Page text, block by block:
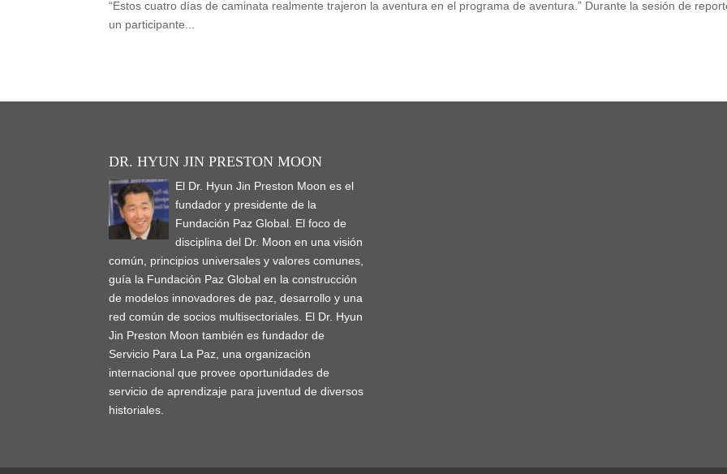
“Estos cuatro días de caminata realmente trajeron la aventura en el programa de aventura.” Durante la sesión de
un participante...
DR. HYUN JIN PRESTON MOON
El Dr. Hyun Jin Preston Moon es el
fundador y presidente de la
Fundación Paz Global. El foco de
disciplina del Dr. Moon en una visión
común, principios universales y valores comunes,
guía la Fundación Paz Global en la construcción
de modelos innovadores de paz, desarrollo y una
red común de socios multisectoriales. El Dr. Hyun
Jin Preston Moon también es fundador de
Servicio Para La Paz, una organización
internacional que provee oportunidades de
servicio de aprendizaje para juventud de diversos
historiales.